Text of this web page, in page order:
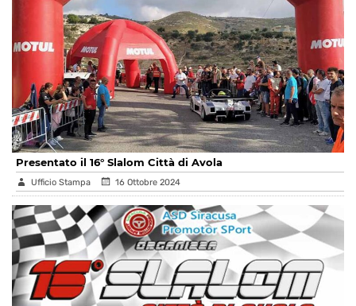
Presentato il 16° Slalom Città di Avola
Ufficio Stampa 16 Ottobre 2024